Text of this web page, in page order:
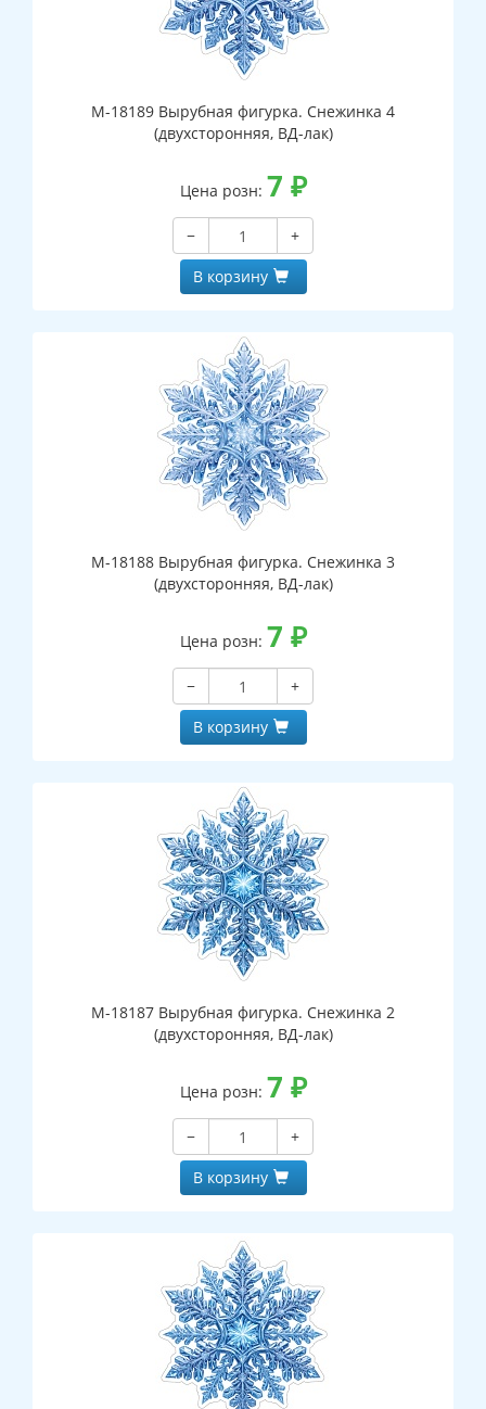
М-18189 Вырубная фигурка. Снежинка 4
(двухсторонняя, ВД-лак)
Цена розн: 7 ₽
−
+
В корзину
М-18188 Вырубная фигурка. Снежинка 3
(двухсторонняя, ВД-лак)
Цена розн: 7 ₽
−
+
В корзину
М-18187 Вырубная фигурка. Снежинка 2
(двухсторонняя, ВД-лак)
Цена розн: 7 ₽
−
+
В корзину